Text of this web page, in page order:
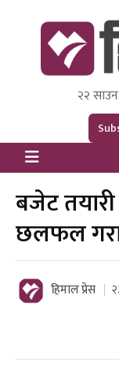
Himal Press
Dot २२
बजेट तयारी
छलफल
हिमाल प्रेस